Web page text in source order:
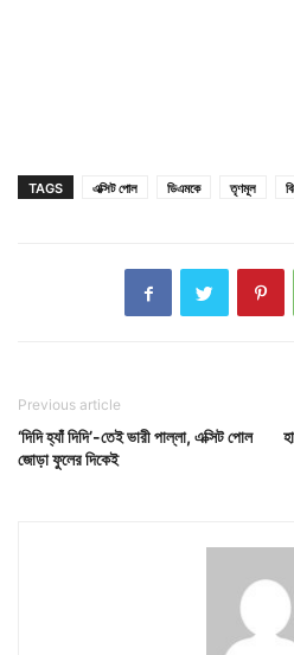
TAGS এক্সিট পোল ডিএমকে তৃণমূল
Previous article
‘দিদি হ্যাঁ দিদি’-তেই ভারী পাল্লা, এক্সিট পোল
জোড়া ফুলের দিকেই